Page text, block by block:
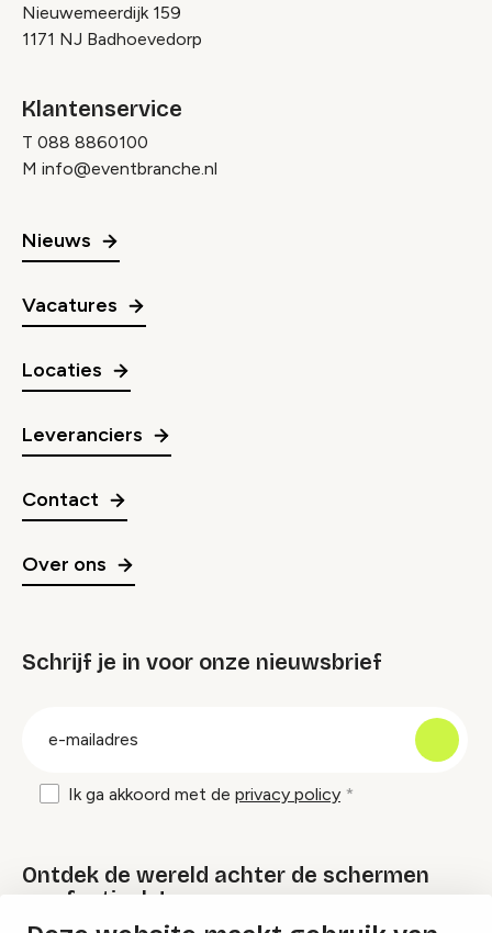
Nieuwemeerdijk 159
1171 NJ Badhoevedorp
Klantenservice
T 088 8860100
M info@eventbranche.nl
Nieuws
Vacatures
Locaties
Leveranciers
Contact
Over ons
Schrijf je in voor onze nieuwsbrief
Ik ga akkoord met de privacy policy
Ontdek de wereld achter de schermen
van festivals!